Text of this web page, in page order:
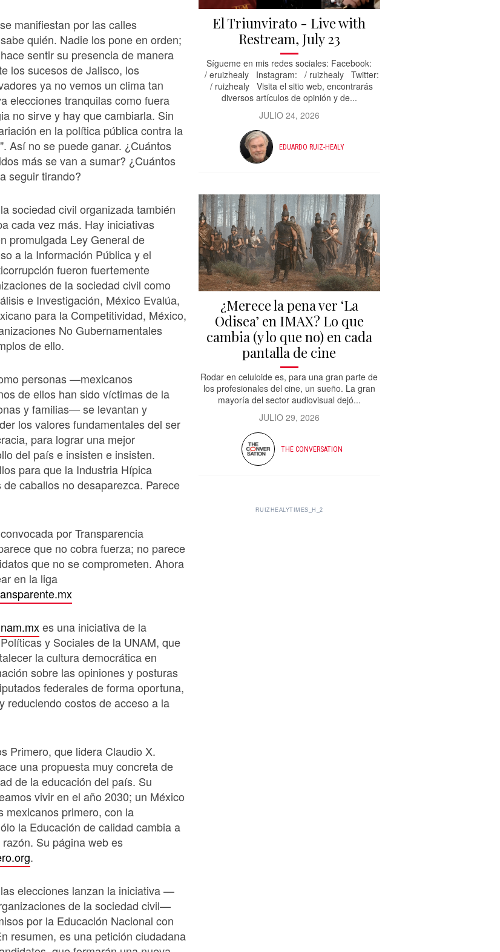
manifiestan por las calles
quién. Nadie los pone en orden;
sentir su presencia de manera
los sucesos de Jalisco, los
ya no vemos un clima tan
elecciones tranquilas como fuera
no sirve y hay que cambiarla. Sin
en la política pública contra la
Así no se puede ganar. ¿Cuántos
más se van a sumar? ¿Cuántos
seguir tirando?
sociedad civil organizada también
cada vez más. Hay iniciativas
promulgada Ley General de
a la Información Pública y el
fueron fuertemente
de la sociedad civil como
e Investigación, México Evalúa,
para la Competitividad, México,
No Gubernamentales
de ello.
personas —mexicanos
de ellos han sido víctimas de la
y familias— se levantan y
los valores fundamentales del ser
para lograr una mejor
del país e insisten e insisten.
para que la Industria Hípica
caballos no desaparezca. Parece
por Transparencia
que no cobra fuerza; no parece
que no se comprometen. Ahora
en la liga
es una iniciativa de la
y Sociales de la UNAM, que
la cultura democrática en
sobre las opiniones y posturas
federales de forma oportuna,
reduciendo costos de acceso a la
Primero, que lidera Claudio X.
una propuesta muy concreta de
de la educación del país. Su
vivir en el año 2030; un México
mexicanos primero, con la
la Educación de calidad cambia a
Su página web es
.
elecciones lanzan la iniciativa —
de la sociedad civil—
por la Educación Nacional con
resumen, es una petición ciudadana
El Triunvirato - Live with
Restream, July 23
Sígueme en mis redes sociales: Facebook:
/ eruizhealy Instagram: / ruizhealy Twitter:
/ ruizhealy Visita el sitio web, encontrarás
diversos artículos de opinión y de...
JULIO 24, 2026
EDUARDO RUIZ-HEALY
¿Merece la pena ver ‘La
Odisea’ en IMAX? Lo que
cambia (y lo que no) en cada
pantalla de cine
Rodar en celuloide es, para una gran parte de
los profesionales del cine, un sueño. La gran
mayoría del sector audiovisual dejó...
JULIO 29, 2026
THE CONVERSATION
RUIZHEALYTIMES_H_2